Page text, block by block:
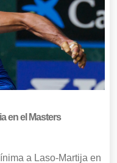
en el Masters
a Laso-Martija en